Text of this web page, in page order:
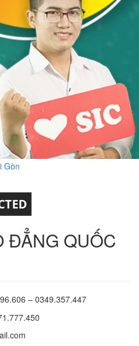
ĐẲNG QUỐC
– 0349.357.447